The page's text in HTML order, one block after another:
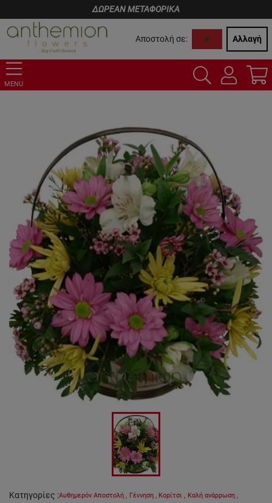
ΔΩΡΕΑΝ ΜΕΤΑΦΟΡΙΚΑ
Αποστολή σε: Αλλαγή
MENU
Κατηγορίες :Αυθημερόν Αποστολή , Γέννηση , Κορίτσι , Καλή ανάρρωση ,